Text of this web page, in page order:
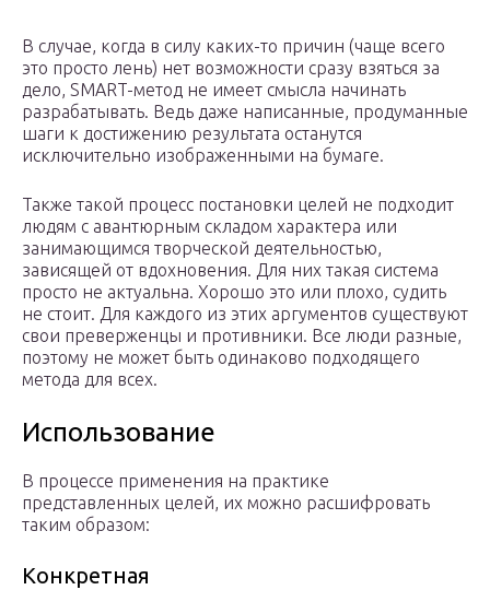
В случае, когда в силу каких-то причин (чаще всего
это просто лень) нет возможности сразу взяться за
дело, SMART-метод не имеет смысла начинать
разрабатывать. Ведь даже написанные, продуманные
шаги к достижению результата останутся
исключительно изображенными на бумаге.
Также такой процесс постановки целей не подходит
людям с авантюрным складом характера или
занимающимся творческой деятельностью,
зависящей от вдохновения. Для них такая система
просто не актуальна. Хорошо это или плохо, судить
не стоит. Для каждого из этих аргументов существуют
свои преверженцы и противники. Все люди разные,
поэтому не может быть одинаково подходящего
метода для всех.
Использование
В процессе применения на практике
представленных целей, их можно расшифровать
таким образом:
Конкретная